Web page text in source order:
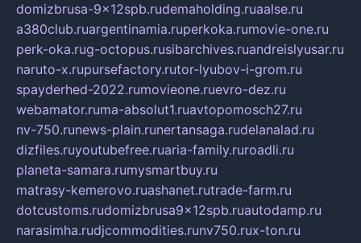
domizbrusa-9x12spb.rudemaholding.ruaalse.ru
a380club.ruargentinamia.ruperkoka.rumovie-one.ru
perk-oka.rug-octopus.rusibarchives.ruandreislyusar.ru
naruto-x.rupursefactory.rutor-lyubov-i-grom.ru
spayderhed-2022.rumovieone.ruevro-dez.ru
webamator.ruma-absolut1.ruavtopomosch27.ru
nv-750.runews-plain.runertansaga.rudelanalad.ru
dizfiles.ruyoutubefree.ruaria-family.ruroadli.ru
planeta-samara.rumysmartbuy.ru
matrasy-kemerovo.ruashanet.rutrade-farm.ru
dotcustoms.rudomizbrusa9x12spb.ruautodamp.ru
narasimha.rudjcommodities.runv750.rux-ton.ru